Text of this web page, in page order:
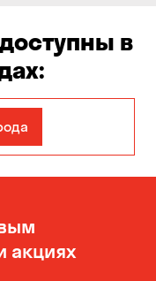
в
Балабино
Борисполь
Бровары
акциях